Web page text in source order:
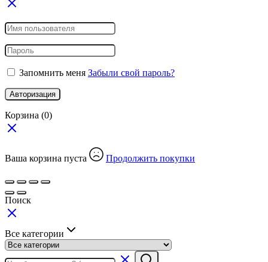
Запомнить меня Забыли свой пароль?
Авторизация
Корзина (0)
Ваша корзина пуста Продолжить покупки
Поиск
Все категории